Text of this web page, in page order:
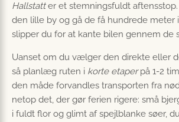
Hallstatter et stemningsfuldt
den lille by og gå de få hundrede meter
slipper du for at kante bilen gennem de
Uanset om du vælger den direkte eller
så planlæg ruten i korte etaperpå 1-2
den måde forvandles transporten fra
netop det, der gør ferien rigere: små
i fuldt flor og glimt af spejlblanke søer,